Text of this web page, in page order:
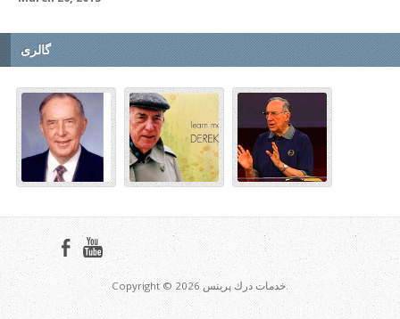
گالری
Copyright © 2026 خدمات درك پرينس.